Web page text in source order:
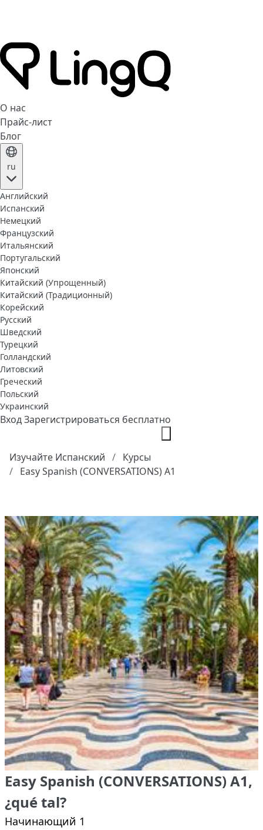
О нас
Прайс-лист
Блог
ru
Английский
Испанский
Немецкий
Французский
Итальянский
Португальский
Японский
Китайский (Упрощенный)
Китайский (Традиционный)
Корейский
Русский
Шведский
Турецкий
Голландский
Литовский
Греческий
Польский
Украинский
ВходЗарегистрироваться бесплатно
Изучайте Испанский
Курсы
Easy Spanish (CONVERSATIONS) A1
Easy Spanish (CONVERSATIONS) A1,
¿qué tal?
Начинающий 1